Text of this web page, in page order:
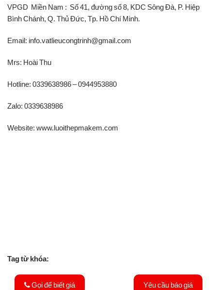
VPGD Miền Nam : Số 41, đường số 8, KDC Sông Đà, P. Hiệp
Bình Chánh, Q. Thủ Đức, Tp. Hồ Chí Minh.
Email: info.vatlieucongtrinh@gmail.com
Mrs: Hoài Thu
Hotline: 0339638986 – 0944953880
Zalo: 0339638986
Website: www.luoithepmakem.com
Tag từ khóa:
Gọi để biết giá Yêu cầu báo giá